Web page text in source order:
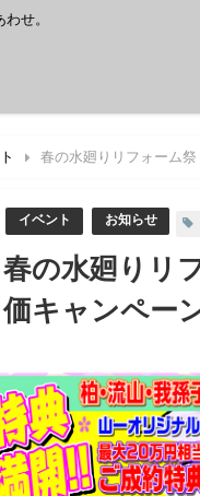
せ。
春の水廻りリフォーム
イベント お知らせ
春の水廻りリ
価キャンペー